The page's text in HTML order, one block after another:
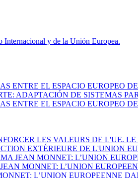
Internacional y de la Unión Europea.
ENTRE EL ESPACIO EUROPEO
ADAPTACIÓN DE SISTEMAS
ENTRE EL ESPACIO EUROPEO
LES VALEURS DE L'UE.
EXTÉRIEURE DE L'UNION
JEAN MONNET: L’UNION
MONNET: L’UNION
L’UNION EUROPEENNE